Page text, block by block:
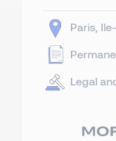
Paris
Legal